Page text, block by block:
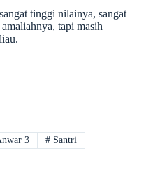
tinggi nilainya, sangat
tapi masih
3 # Santri